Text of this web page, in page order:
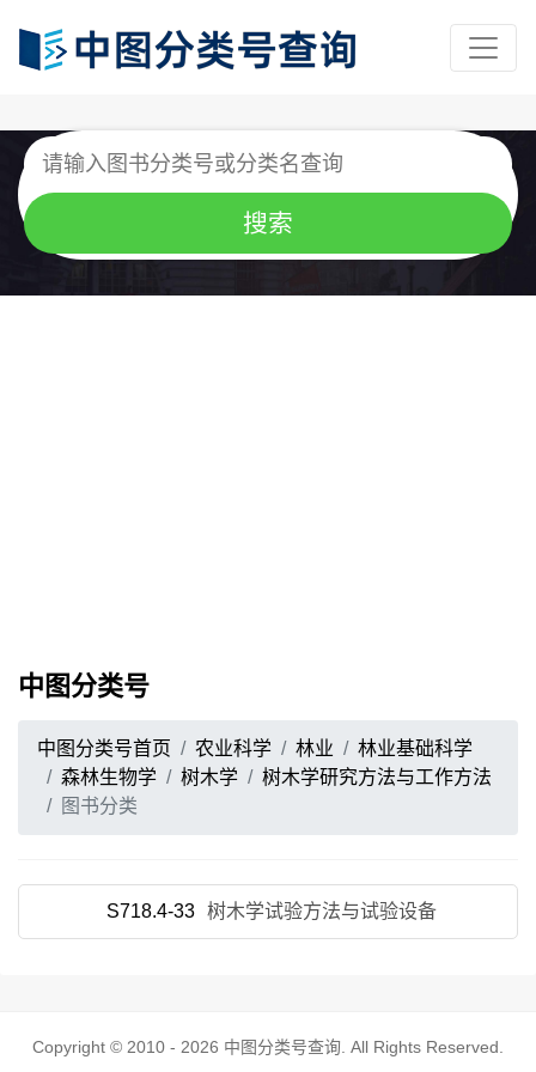
中图分类号
中图分类号首页 农业科学 林业
林业基础科学
森林生物学
树木学
树木学研究方法与工作方法
图书分类
S718.4-33 树木学试验方法与试验设备
Copyright © 2010 - 2026 中图分类号查询 . All Rights Reserved.